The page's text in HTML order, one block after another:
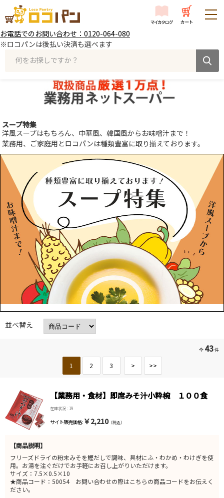
お電話でのお問い合わせ：0120-064-080
※ロコパンは後払い決済も選べます
何をお探しですか？
スープ特集
洋風スープはもちろん、中華風、韓国風からお味噌汁まで！
業務用、ご家庭用とロコパンは種類豊富に取り揃えております。
並べ替え
全 43件
1 2 3 > >>
【業務用・食材】即席みそ汁小粋椀 １００食
在庫状況 : 19
サイト販売価格 : ￥2,210（税込）
【商品説明】
フリーズドライの粉末みそを鰹だしで調味、具材にふ・わかめ・わけぎを使
用。お湯を注ぐだけでお手軽にお召し上がりいただけます。
サイズ：7.5×0.5×10
★商品コード：50054 お問い合わせの際はこちらの商品コードをお伝えく
ださい。